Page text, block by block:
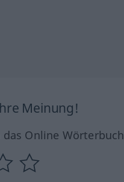
Meinung!
Online